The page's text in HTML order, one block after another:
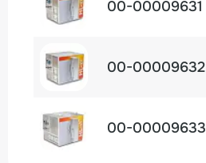
00-00009631
00-00009632
00-00009633